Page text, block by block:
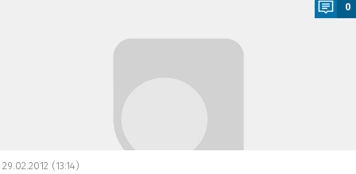
0
29.02.2012 (13:14)